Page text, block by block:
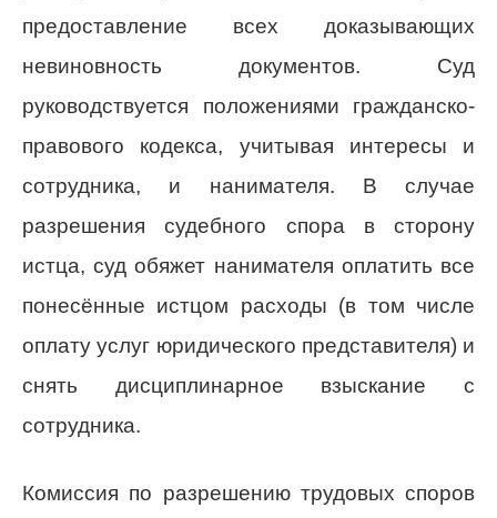
предоставление всех доказывающих
невиновность документов. Суд
руководствуется положениями гражданско-
правового кодекса, учитывая интересы и
сотрудника, и нанимателя. В случае
разрешения судебного спора в сторону
истца, суд обяжет нанимателя оплатить все
понесённые истцом расходы (в том числе
оплату услуг юридического представителя) и
снять дисциплинарное взыскание с
сотрудника.
Комиссия по разрешению трудовых споров